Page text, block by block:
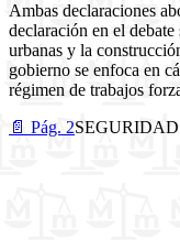
Ambas declaraciones
declaración en el
urbanas y la
gobierno se enfoca en
régimen de trabajos
📄 Pág. 2